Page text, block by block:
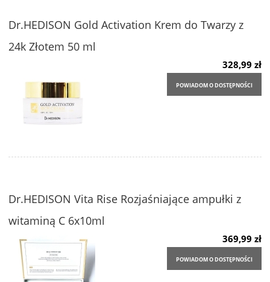
Dr.HEDISON Gold Activation Krem do Twarzy z
24k Złotem 50 ml
328,99 zł
POWIADOM O DOSTĘPNOŚCI
Dr.HEDISON Vita Rise Rozjaśniające ampułki z
witaminą C 6x10ml
369,99 zł
POWIADOM O DOSTĘPNOŚCI